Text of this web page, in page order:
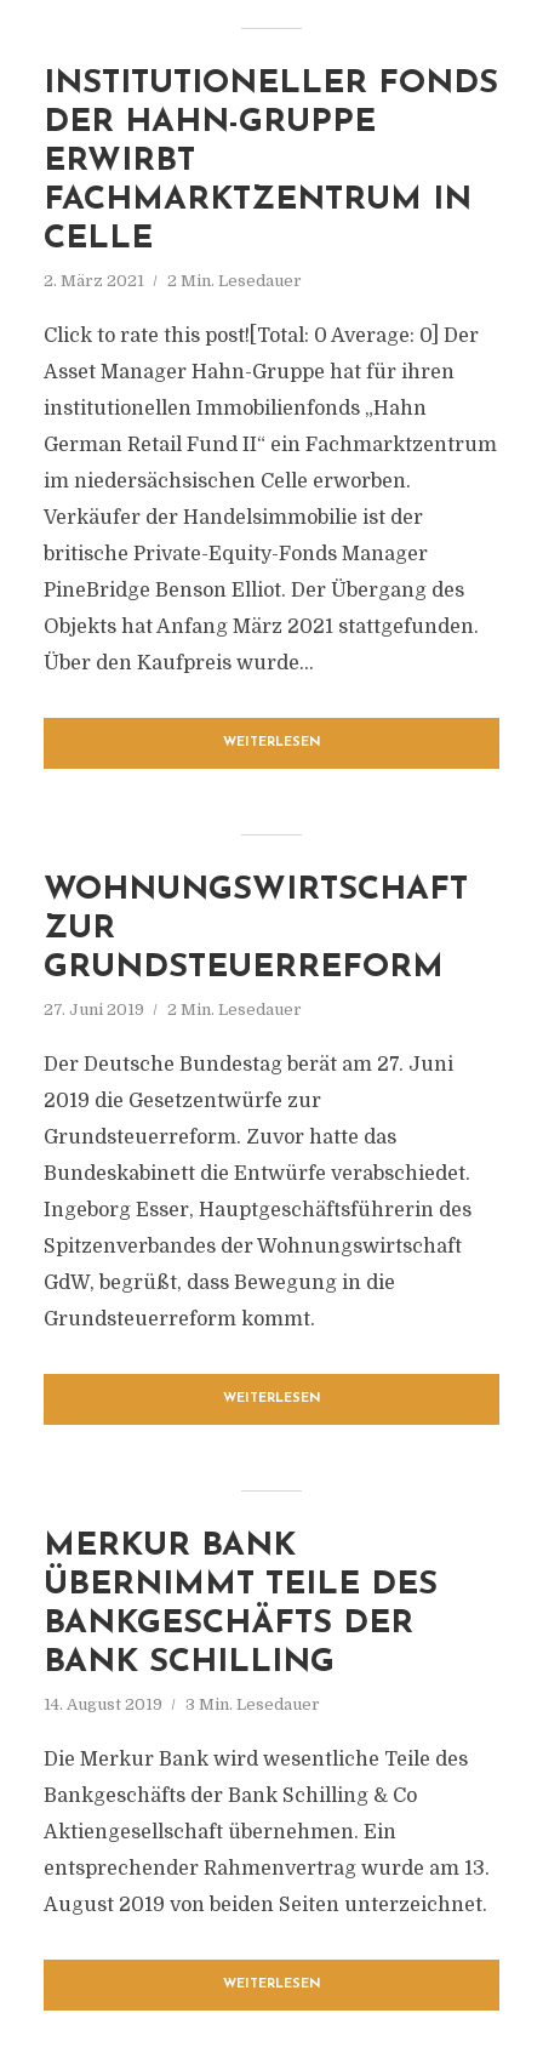
INSTITUTIONELLER FONDS
DER HAHN-GRUPPE
ERWIRBT
FACHMARKTZENTRUM IN
CELLE
2. März 2021 2 Min. Lesedauer
Click to rate this post![Total: 0 Average: 0] Der
Asset Manager Hahn-Gruppe hat für ihren
institutionellen Immobilienfonds „Hahn
German Retail Fund II“ ein Fachmarktzentrum
im niedersächsischen Celle erworben.
Verkäufer der Handelsimmobilie ist der
britische Private-Equity-Fonds Manager
PineBridge Benson Elliot. Der Übergang des
Objekts hat Anfang März 2021 stattgefunden.
Über den Kaufpreis wurde...
WEITERLESEN
WOHNUNGSWIRTSCHAFT
ZUR
GRUNDSTEUERREFORM
27. Juni 2019 2 Min. Lesedauer
Der Deutsche Bundestag berät am 27. Juni
2019 die Gesetzentwürfe zur
Grundsteuerreform. Zuvor hatte das
Bundeskabinett die Entwürfe verabschiedet.
Ingeborg Esser, Hauptgeschäftsführerin des
Spitzenverbandes der Wohnungswirtschaft
GdW, begrüßt, dass Bewegung in die
Grundsteuerreform kommt.
WEITERLESEN
MERKUR BANK
ÜBERNIMMT TEILE DES
BANKGESCHÄFTS DER
BANK SCHILLING
14. August 2019 3 Min. Lesedauer
Die Merkur Bank wird wesentliche Teile des
Bankgeschäfts der Bank Schilling & Co
Aktiengesellschaft übernehmen. Ein
entsprechender Rahmenvertrag wurde am 13.
August 2019 von beiden Seiten unterzeichnet.
WEITERLESEN